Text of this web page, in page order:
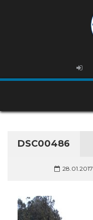
DSC00486
28.01.2017